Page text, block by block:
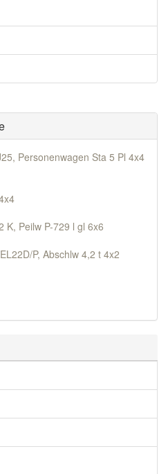
Personenwagen Sta 5 Pl 4x4
K, Peilw P-729 l gl 6x6
P, Abschlw 4,2 t 4x2